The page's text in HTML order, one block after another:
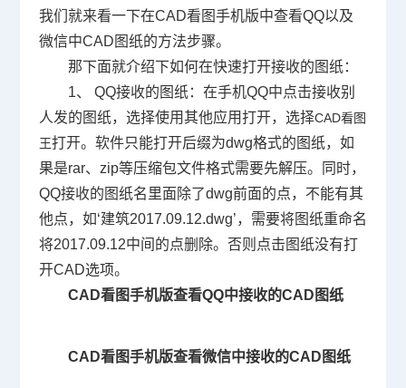
我们就来看一下在CAD看图手机版中查看QQ以及
微信中CAD图纸的方法步骤。
那下面就介绍下如何在快速打开接收的图纸：
1、 QQ接收的图纸：在手机QQ中点击接收别
人发的图纸，选择使用其他应用打开，选择CAD看图
王打开。软件只能打开后缀为dwg格式的图纸，如
果是rar、zip等压缩包文件格式需要先解压。同时，
QQ接收的图纸名里面除了dwg前面的点，不能有其
他点，如‘建筑2017.09.12.dwg’，需要将图纸重命名
将2017.09.12中间的点删除。否则点击图纸没有打
开CAD选项。
CAD看图手机版查看QQ中接收的CAD图纸
CAD看图手机版查看微信中接收的CAD图纸